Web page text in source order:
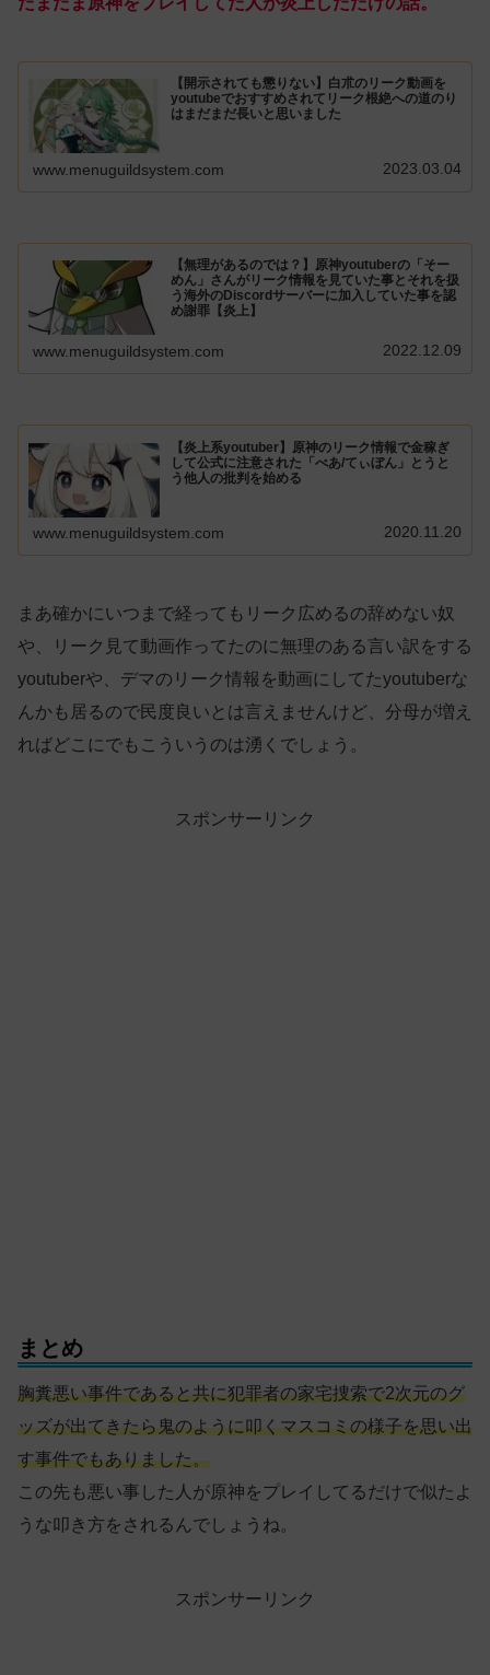
【開示されても懲りない】白朮のリーク動画を
youtubeでおすすめされてリーク根絶への道のり
はまだまだ長いと思いました
www.menuguildsystem.com 2023.03.04
【無理があるのでは？】原神youtuberの「そー
めん」さんがリーク情報を見ていた事とそれを扱
う海外のDiscordサーバーに加入していた事を認
め謝罪【炎上】
www.menuguildsystem.com 2022.12.09
【炎上系youtuber】原神のリーク情報で金稼ぎ
して公式に注意された「べあ/てぃぼん」とうと
う他人の批判を始める
www.menuguildsystem.com 2020.11.20
まあ確かにいつまで経ってもリーク広めるの辞めない奴
や、リーク見て動画作ってたのに無理のある言い訳をする
youtuberや、デマのリーク情報を動画にしてたyoutuberな
んかも居るので民度良いとは言えませんけど、分母が増え
ればどこにでもこういうのは湧くでしょう。
スポンサーリンク
まとめ
胸糞悪い事件であると共に犯罪者の家宅捜索で2次元のグ
ッズが出てきたら鬼のように叩くマスコミの様子を思い出
す事件でもありました。
この先も悪い事した人が原神をプレイしてるだけで似たよ
うな叩き方をされるんでしょうね。
スポンサーリンク